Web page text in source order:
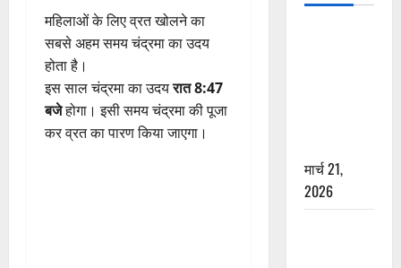
महिलाओं के लिए व्रत खोलने का
सबसे अहम समय चंद्रमा का उदय
होता है।
इस साल चंद्रमा का उदयरात 8:47
बजेहोगा। इसी समय चंद्रमा की पूजा
कर व्रत का पारण किया जाएगा।
मार्च 21,
2026